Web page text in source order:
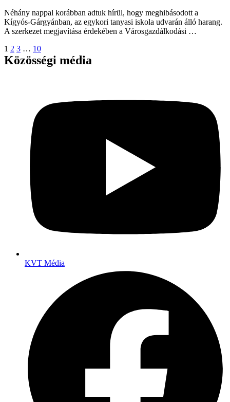
Néhány nappal korábban adtuk hírül, hogy meghibásodott a
Kígyós-Gárgyánban, az egykori tanyasi iskola udvarán álló harang.
A szerkezet megjavítása érdekében a Városgazdálkodási …
1 2 3 … 10
Közösségi média
KVT Média